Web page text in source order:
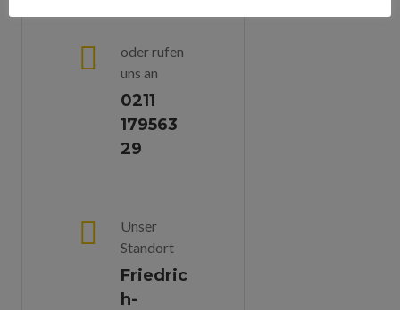
oder rufen
uns an
0211
179563
29
Unser
Standort
Friedric
H-